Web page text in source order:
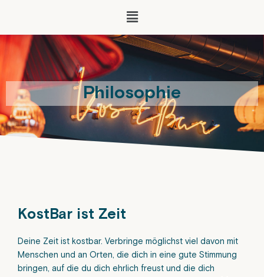
springen
Menü
Philosophie
KostBar ist Zeit
Deine Zeit ist kostbar. Verbringe möglichst viel davon mit
Menschen und an Orten, die dich in eine gute Stimmung
bringen, auf die du dich ehrlich freust und die dich